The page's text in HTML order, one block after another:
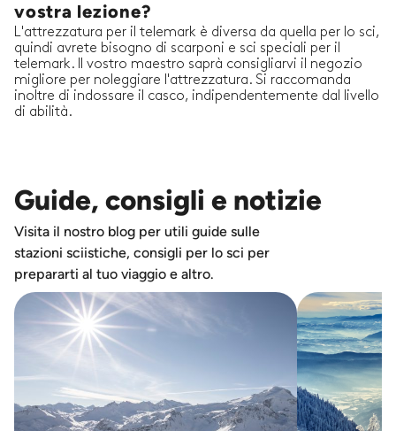
vostra lezione?
L'attrezzatura per il telemark è diversa da quella per lo sci,
quindi avrete bisogno di scarponi e sci speciali per il
telemark. Il vostro maestro saprà consigliarvi il negozio
migliore per noleggiare l'attrezzatura. Si raccomanda
inoltre di indossare il casco, indipendentemente dal livello
di abilità.
Guide, consigli e notizie
Visita il nostro blog per utili guide sulle
stazioni sciistiche, consigli per lo sci per
prepararti al tuo viaggio e altro.